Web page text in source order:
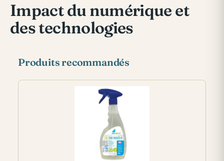
Impact du numérique et
des technologies
Produits recommandés